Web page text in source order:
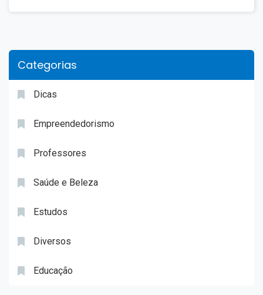
Categorias
Dicas
Empreendedorismo
Professores
Saúde e Beleza
Estudos
Diversos
Educação